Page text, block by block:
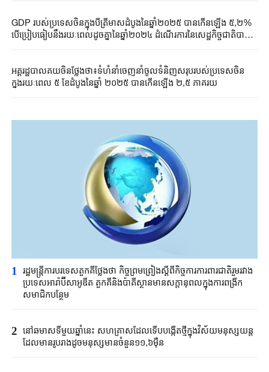
GDP របស់ប្រទេសចិនក្នុងបីត្រីមាសដំបូងនៃឆ្នាំ២០២៥ បានកើនឡើង ៥,២%
បើប្រៀបធៀបនឹងរយៈពេលដូចគ្នានៃឆ្នាំ២០២៤ ដំណើរការនៃសេដ្ឋកិច្ចជាតិបាន
អគ្គរដ្ឋបាលគយចិនថ្លែងថា៖ទំហំនាំចេញនាំចូលទំនិញសរុបរបស់ប្រទេសចិន
ក្នុងរយៈពេល ៥ ខែដំបូងនៃឆ្នាំ ២០២៥ បានកើនឡើង ២,៥ ភាគរយ
1
រដ្ឋមន្ត្រី​ការបរទេស​តួកគីថ្លែងថា ​កិច្ចព្រមព្រៀងស្តីពី​កិច្ចការការពារ​ជាតិរួមរវាង​
ប្រទេស​អា​រ៉ាប៊ី​សាអូឌីត តួកគី​និងប៉ាគីស្ថាន​មានសក្តានុពល​ក្នុងការពង្រីក​
សមាជិកបន្ថែម​
2 នៅឆមាសទីមួយ​ឆ្នាំនេះ ​សហគ្រាសដែល​ទើបបង្កើតថ្មី​ក្នុងវិស័យ​មនុស្សយន្ត​
ដែល​មាន​រូប​រាង​ដូចមនុស្ស​មានចំនួន១១,៦ម៉ឺន​